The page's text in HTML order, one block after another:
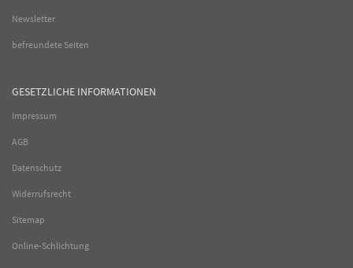
Newsletter
befreundete Seiten
GESETZLICHE INFORMATIONEN
Impressum
AGB
Datenschutz
Widerrufsrecht
Sitemap
Online-Schlichtung